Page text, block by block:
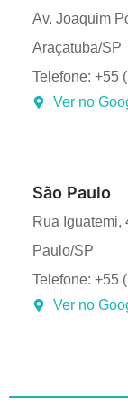
Av. Joaquim
Araçatuba/SP
Telefone: +55
Ver no
São Paulo
Rua Iguatemi,
Paulo/SP
Telefone: +55
Ver no